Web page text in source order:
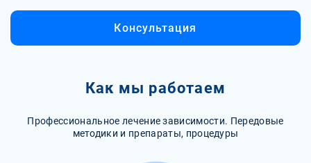
Консультация
Как мы работаем
Профессиональное лечение зависимости. Передовые
методики и препараты, процедуры